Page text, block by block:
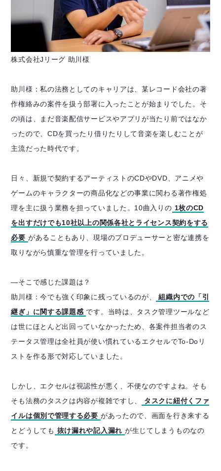
株式会社Jリーグ 助川様
助川様：私の法務としてのキャリアは、某レコード会社の著
作権絡みの案件を扱う部署に入ったことが始まりでした。そ
の頃は、まだ音楽配信サービスやアプリが当たり前ではなか
ったので、CDを買ったり借りたりして音楽を楽しむことが
主流だった時代です。
日々、新規で契約するアーティストのCDやDVD、アニメや
ゲームのキャラクターの商品化などの事業に関わる著作権処
理を主に扱う業務を担っていました。10曲入りの 1枚のCD
を出すだけでも10社以上の関係各社とライセンス契約をする
必要 があることもあり、現場のプロデューサーと密な連携を
取りながら慎重な管理を行っていました。
―そこで感じた課題は？
助川様：今でも強く印象に残っているのが、
組織内での「引
継ぎ」に関する課題感 です。当時は、タスク管理ツールなど
は世にほとんど出回っていなかったため、各案件担当者のス
テータス管理は全社員が使い慣れているエクセルでTo-Doリ
ストを作る形で対応していました。
しかし、エクセルは視認性が悪く、不便なのですよね。そも
そも法務のタスクは内容が複雑ですし、
タスクに紐付くファ
イルは個別で管理する必要 があったので、画面を行き来する
とどうしても 抜け漏れや記入漏れ が生じてしまうものなの
です。